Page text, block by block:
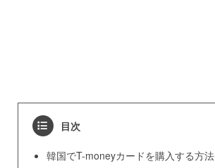
目次
韓国でT-moneyカードを購入する方法